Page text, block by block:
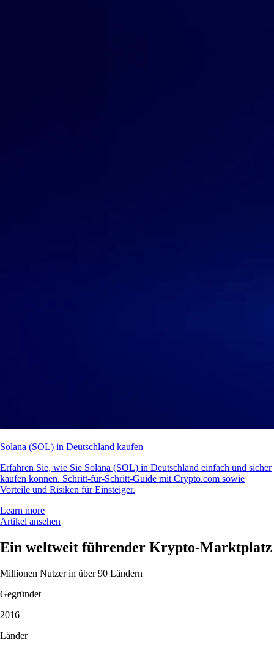
Solana (SOL) in Deutschland kaufen
Erfahren Sie, wie Sie Solana (SOL) in Deutschland einfach und sicher
kaufen können. Schritt-für-Schritt-Guide mit Crypto.com sowie
Vorteile und Risiken für Einsteiger.
Learn more
Artikel ansehen
Ein weltweit führender Krypto-Marktplatz
Millionen Nutzer in über 90 Ländern
Gegründet
2016
Länder